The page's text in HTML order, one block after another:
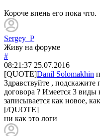
Короче впень его пока что.
Sergey_P
Живу на форуме
#
08:21:37 25.07.2016
[QUOTE]Danil Solomakhin
Здравствуйте ,
договора ? Имеется 3
записывается как новое,
[/QUOTE]
ни как это логи